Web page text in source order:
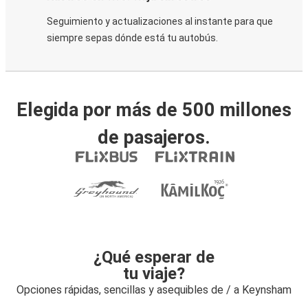
Seguimiento y actualizaciones al instante para que
siempre sepas dónde está tu autobús.
Elegida por más de 500 millones
de pasajeros.
¿Qué esperar de
tu viaje?
Opciones rápidas, sencillas y asequibles de / a Keynsham